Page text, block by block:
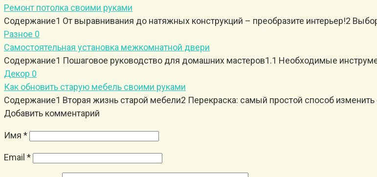
Ремонт потолка своими руками
Содержание1 От выравнивания до натяжных конструкций – преобразите интерьер!2
Разное 0
Самостоятельная установка межкомнатной двери
Содержание1 Пошаговое руководство для домашних мастеров1.1 Необходимые
Декор 0
Как обновить старую мебель своими руками
Содержание1 Вторая жизнь старой мебели2 Перекраска: самый простой способ
Добавить комментарий
Имя *
Email *